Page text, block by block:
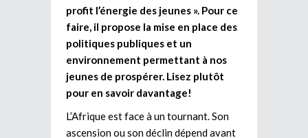
profit l’énergie des jeunes ». Pour ce
faire, il propose la mise en place des
politiques publiques et un
environnement permettant à nos
jeunes de prospérer. Lisez plutôt
pour en savoir davantage!
L’Afrique est face à un tournant. Son
ascension ou son déclin dépend avant